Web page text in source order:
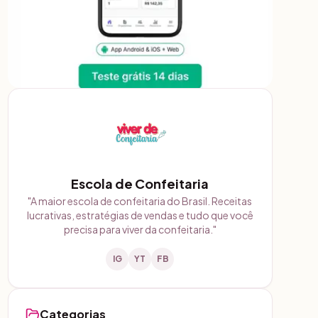
Escola de Confeitaria
"A maior escola de confeitaria do Brasil. Receitas
lucrativas, estratégias de vendas e tudo que você
precisa para viver da confeitaria. "
IG YT FB
Categorias